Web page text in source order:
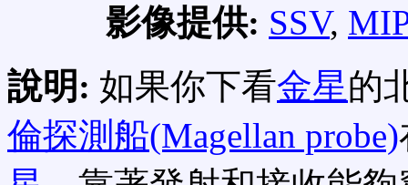
影像提供: SSV,
說明: 如果你下看金星的
倫探測船(Magellan probe)